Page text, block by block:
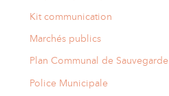
Kit communication
Marchés publics
Plan Communal de Sauvegarde
Police Municipale